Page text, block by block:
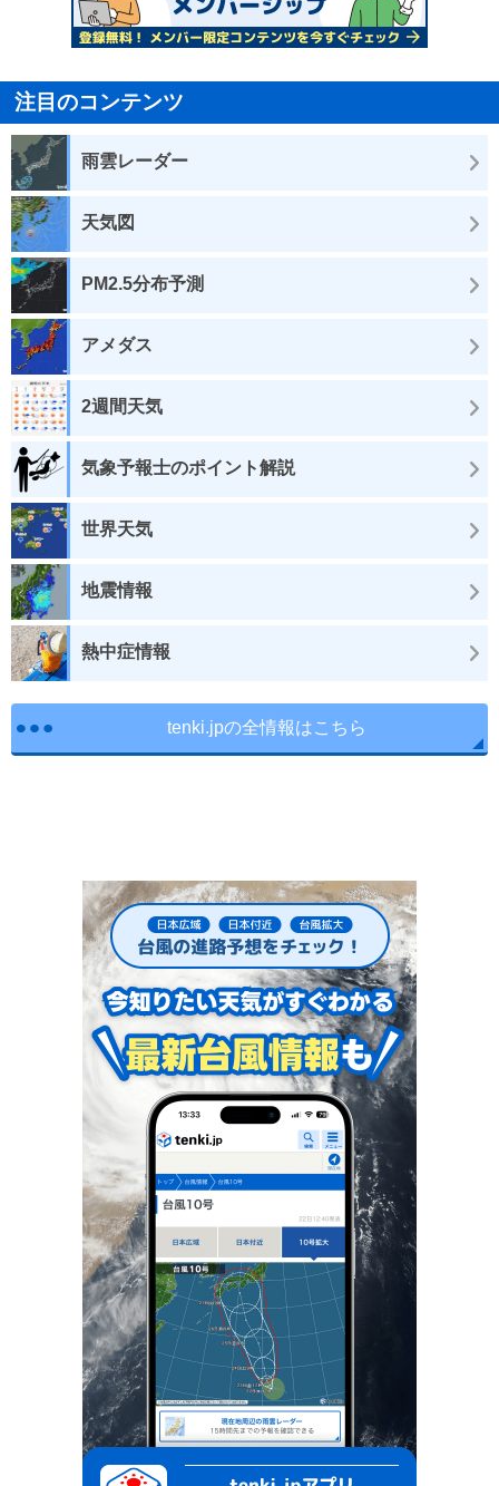
注目のコンテンツ
雨雲レーダー
天気図
PM2.5分布予測
アメダス
2週間天気
気象予報士のポイント解説
世界天気
地震情報
熱中症情報
tenki.jpの全情報はこちら